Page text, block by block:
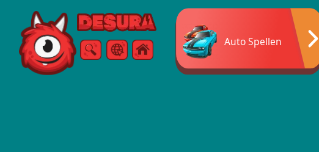
Free Online Games
ZoekenMenu
Auto Spellen